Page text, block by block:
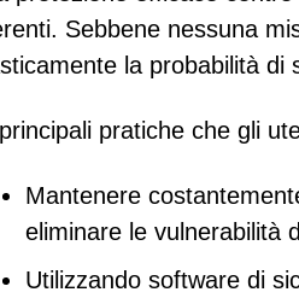
Sebbene nessuna
la probabilità di
pratiche che gli
Mantenere
eliminare le vulnerabilità
Utilizzando software di